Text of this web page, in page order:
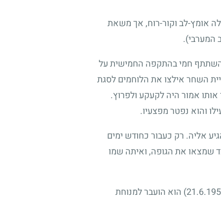
אומץ-לב וקור-רוח, אך משאת
המערבי).
הימים" שבין שתי ההפוגות במלחמת העצמאות, בלילה שבין ה 9 ל – 10 ליולי 1948, השתתף חמי בהתקפה החמישית על
השחר אילצו את הלוחמים לסגת
אמור היה לקעקע ולפרוץ.
והוא נפטר מפצעיו.
אליה. רק כעבור כחודש ימים
שמצאו את הגופה, ואיתה שמו
הוא הועבר למנוחת